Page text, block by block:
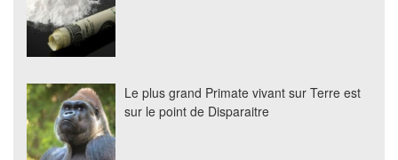
Le plus grand Primate vivant sur Terre est
sur le point de Disparaitre